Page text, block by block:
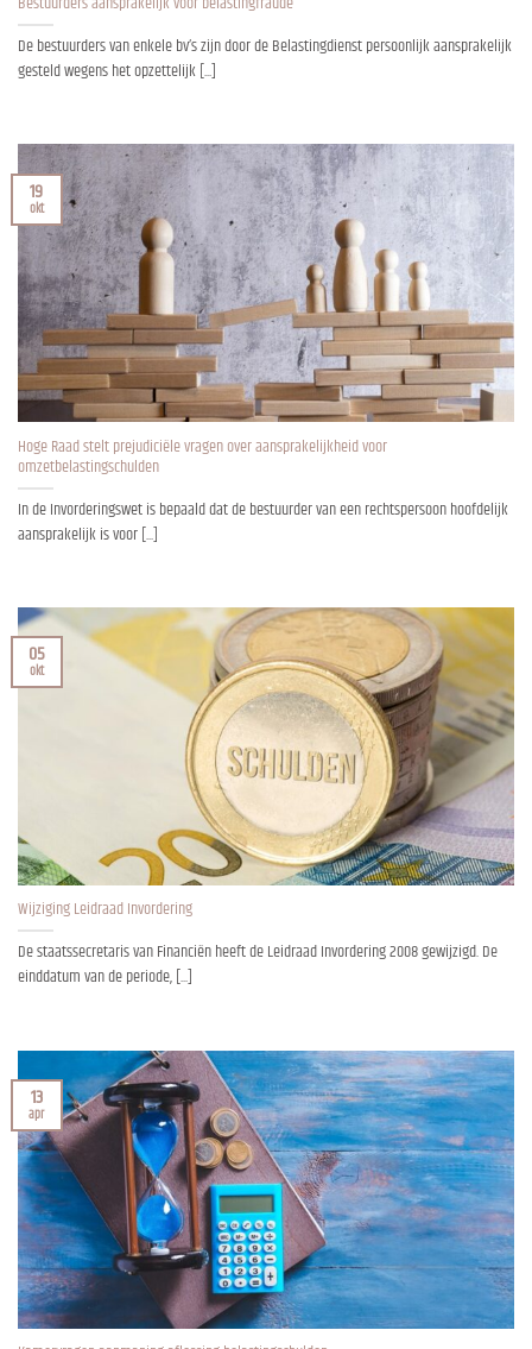
De bestuurders van enkele bv’s zijn door de Belastingdienst persoonlijk aansprakelijk
gesteld wegens het opzettelijk [...]
Hoge Raad stelt prejudiciële vragen over aansprakelijkheid voor
omzetbelastingschulden
In de Invorderingswet is bepaald dat de bestuurder van een rechtspersoon hoofdelijk
aansprakelijk is voor [...]
19
okt
Wijziging Leidraad Invordering
De staatssecretaris van Financiën heeft de Leidraad Invordering 2008 gewijzigd. De
einddatum van de periode, [...]
05
okt
13
apr